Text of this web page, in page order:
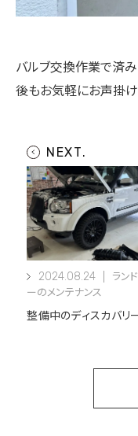
バルブ交換作業で済み
後もお気軽にお声掛け
2024.08.24
ラン
ーのメンテナンス
整備中のディスカバリ